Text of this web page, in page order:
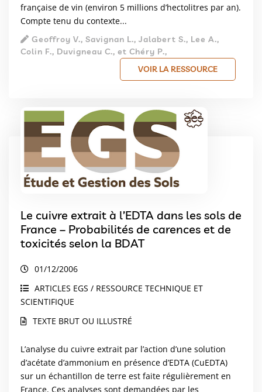
française de vin (environ 5 millions d’hectolitres par an).
Compte tenu du contexte...
Geoffroy V., Savignan L., Jalabert S., Lee A.,
Colin F., Duvigneau C., et Chéry P.,
VOIR LA RESSOURCE
Le cuivre extrait à l’EDTA dans les sols de
France – Probabilités de carences et de
toxicités selon la BDAT
01/12/2006
ARTICLES EGS / RESSOURCE TECHNIQUE ET
SCIENTIFIQUE
TEXTE BRUT OU ILLUSTRÉ
L’analyse du cuivre extrait par l’action d’une solution
d’acétate d’ammonium en présence d’EDTA (CuEDTA)
sur un échantillon de terre est faite régulièrement en
France. Ces analyses sont demandées par les